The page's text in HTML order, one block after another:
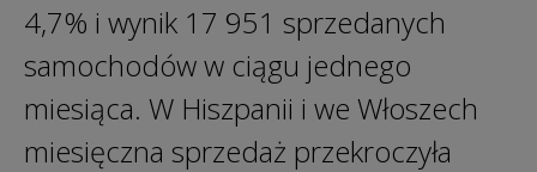
4,7% i wynik 17 951 sprzedanych
samochodów w ciągu jednego
miesiąca. W Hiszpanii i we Włoszech
miesięczna sprzedaż przekroczyła